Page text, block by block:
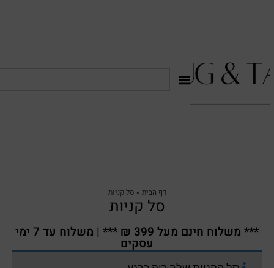
דף הבית » סל קניות
סל קניות
*** משלוח חינם מעל 399 ₪ *** | משלוח עד 7 ימי
עסקים